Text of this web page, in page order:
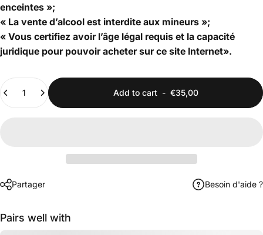
enceintes »;
« La vente d’alcool est interdite aux mineurs »;
« Vous certifiez avoir l’âge légal requis et la capacité
juridique pour pouvoir acheter sur ce site Internet».
Quantity
Add to cart- €35,00
Partager Besoin d'aide ?
Pairs well with